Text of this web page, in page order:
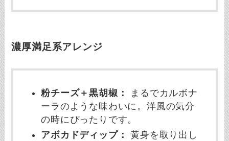
濃厚満足系アレンジ
粉チーズ＋黒胡椒：
まるでカルボナ
ーラのような味わいに。洋風の気分
の時にぴったりです。
アボカドディップ：
黄身を取り出し